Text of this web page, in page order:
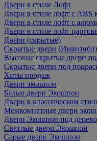
Двери в стиле Лофт
Двери в стиле лофт с ABS
Двери в стиле лофт с
Двери в стиле лофт
Двери (скрытые)
Скрытые двери (Инвизибл)
Высокие скрытые двери
Скрытые двери под
Хиты продаж
Двери экошпон
Белые двери Экошпон
Двери в классическом
Межкомнатные двери
Двери Экошпон под дерево
Светлые двери Экошпон
Серые двери Экошпон